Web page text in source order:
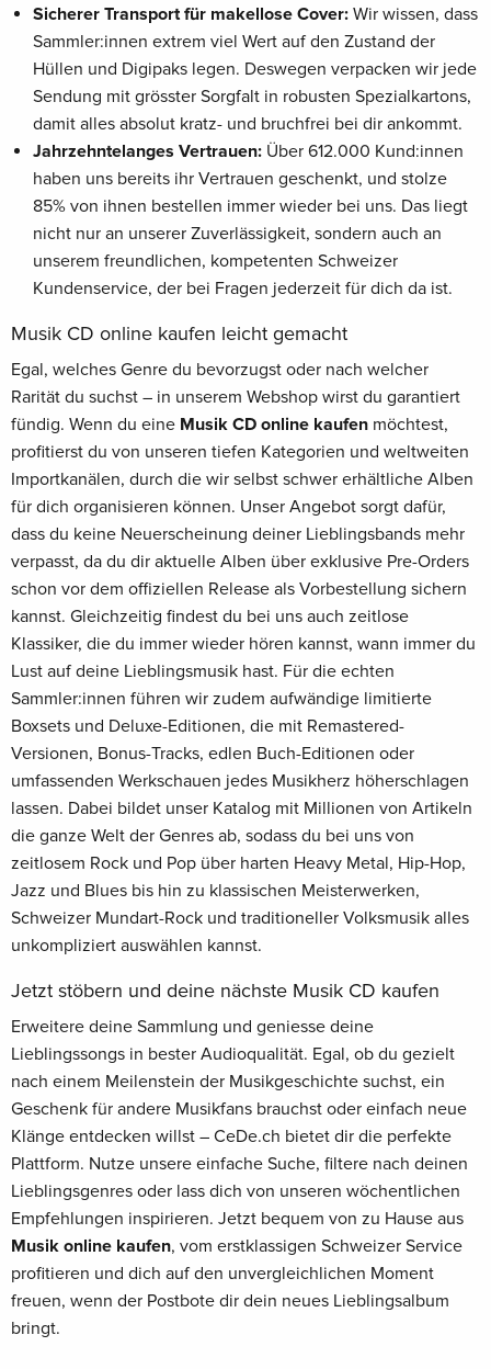
Sicherer Transport für makellose Cover: Wir wissen, dass
Sammler:innen extrem viel Wert auf den Zustand der
Hüllen und Digipaks legen. Deswegen verpacken wir jede
Sendung mit grösster Sorgfalt in robusten Spezialkartons,
damit alles absolut kratz- und bruchfrei bei dir ankommt.
Jahrzehntelanges Vertrauen: Über 612.000 Kund:innen
haben uns bereits ihr Vertrauen geschenkt, und stolze
85% von ihnen bestellen immer wieder bei uns. Das liegt
nicht nur an unserer Zuverlässigkeit, sondern auch an
unserem freundlichen, kompetenten Schweizer
Kundenservice, der bei Fragen jederzeit für dich da ist.
Musik CD online kaufen leicht gemacht
Egal, welches Genre du bevorzugst oder nach welcher
Rarität du suchst – in unserem Webshop wirst du garantiert
fündig. Wenn du eine Musik CD online kaufen möchtest,
profitierst du von unseren tiefen Kategorien und weltweiten
Importkanälen, durch die wir selbst schwer erhältliche Alben
für dich organisieren können. Unser Angebot sorgt dafür,
dass du keine Neuerscheinung deiner Lieblingsbands mehr
verpasst, da du dir aktuelle Alben über exklusive Pre-Orders
schon vor dem offiziellen Release als Vorbestellung sichern
kannst. Gleichzeitig findest du bei uns auch zeitlose
Klassiker, die du immer wieder hören kannst, wann immer du
Lust auf deine Lieblingsmusik hast. Für die echten
Sammler:innen führen wir zudem aufwändige limitierte
Boxsets und Deluxe-Editionen, die mit Remastered-
Versionen, Bonus-Tracks, edlen Buch-Editionen oder
umfassenden Werkschauen jedes Musikherz höherschlagen
lassen. Dabei bildet unser Katalog mit Millionen von Artikeln
die ganze Welt der Genres ab, sodass du bei uns von
zeitlosem Rock und Pop über harten Heavy Metal, Hip-Hop,
Jazz und Blues bis hin zu klassischen Meisterwerken,
Schweizer Mundart-Rock und traditioneller Volksmusik alles
unkompliziert auswählen kannst.
Jetzt stöbern und deine nächste Musik CD kaufen
Erweitere deine Sammlung und geniesse deine
Lieblingssongs in bester Audioqualität. Egal, ob du gezielt
nach einem Meilenstein der Musikgeschichte suchst, ein
Geschenk für andere Musikfans brauchst oder einfach neue
Klänge entdecken willst – CeDe.ch bietet dir die perfekte
Plattform. Nutze unsere einfache Suche, filtere nach deinen
Lieblingsgenres oder lass dich von unseren wöchentlichen
Empfehlungen inspirieren. Jetzt bequem von zu Hause aus
Musik online kaufen, vom erstklassigen Schweizer Service
profitieren und dich auf den unvergleichlichen Moment
freuen, wenn der Postbote dir dein neues Lieblingsalbum
bringt.